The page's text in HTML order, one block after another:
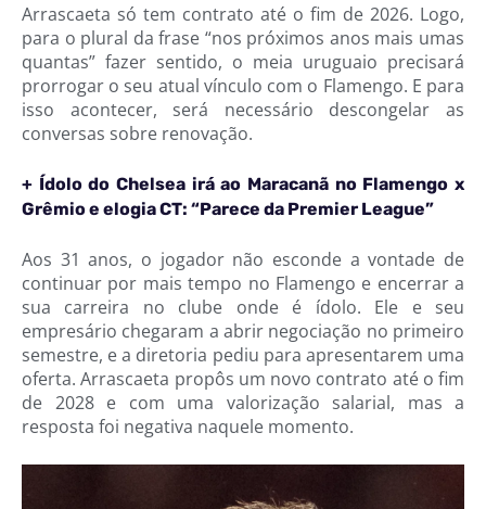
Arrascaeta só tem contrato até o fim de 2026. Logo,
para o plural da frase “nos próximos anos mais umas
quantas” fazer sentido, o meia uruguaio precisará
prorrogar o seu atual vínculo com o Flamengo. E para
isso acontecer, será necessário descongelar as
conversas sobre renovação.
+ Ídolo do Chelsea irá ao Maracanã no Flamengo x
Grêmio e elogia CT: “Parece da Premier League”
Aos 31 anos, o jogador não esconde a vontade de
continuar por mais tempo no Flamengo e encerrar a
sua carreira no clube onde é ídolo. Ele e seu
empresário chegaram a abrir negociação no primeiro
semestre, e a diretoria pediu para apresentarem uma
oferta. Arrascaeta propôs um novo contrato até o fim
de 2028 e com uma valorização salarial, mas a
resposta foi negativa naquele momento.